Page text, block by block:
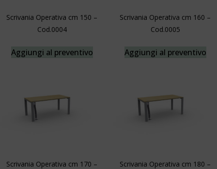
Scrivania Operativa cm 150 –
Cod.0004
Aggiungi al preventivo
Scrivania Operativa cm 160 –
Cod.0005
Aggiungi al preventivo
Scrivania Operativa cm 170 –
Scrivania Operativa cm 180 –